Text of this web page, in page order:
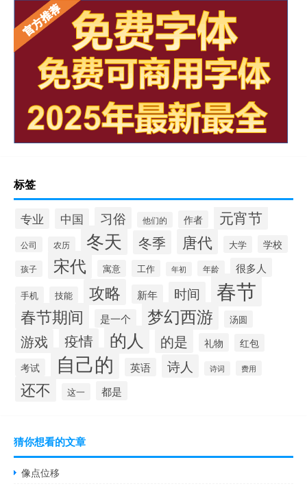
标签
专业 中国 习俗 他们的 作者 元宵节
公司 农历 冬天 冬季 唐代 大学 学校
孩子 宋代 寓意 工作 年初 年龄 很多人
手机 技能 攻略 新年 时间 春节
春节期间 是一个 梦幻西游 汤圆
游戏 疫情 的人 的是 礼物
红包
考试
自己的 英语 诗人 诗词 费用
还不 这一 都是
猜你想看的文章
像点位移